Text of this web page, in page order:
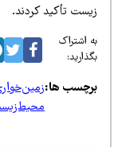
تأکید کردند.
اشتراک
ها:زمین‌خواری،
محیط‌زیست